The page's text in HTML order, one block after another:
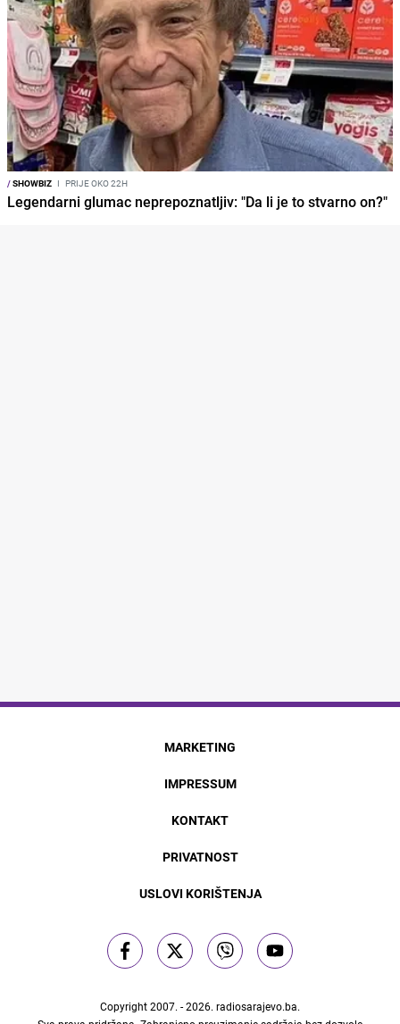
/SHOWBIZ I PRIJE OKO 22H
Legendarni glumac neprepoznatljiv: "Da li je to stvarno on?"
MARKETING
IMPRESSUM
KONTAKT
PRIVATNOST
USLOVI KORIŠTENJA
Copyright 2007. - 2026. radiosarajevo.ba.